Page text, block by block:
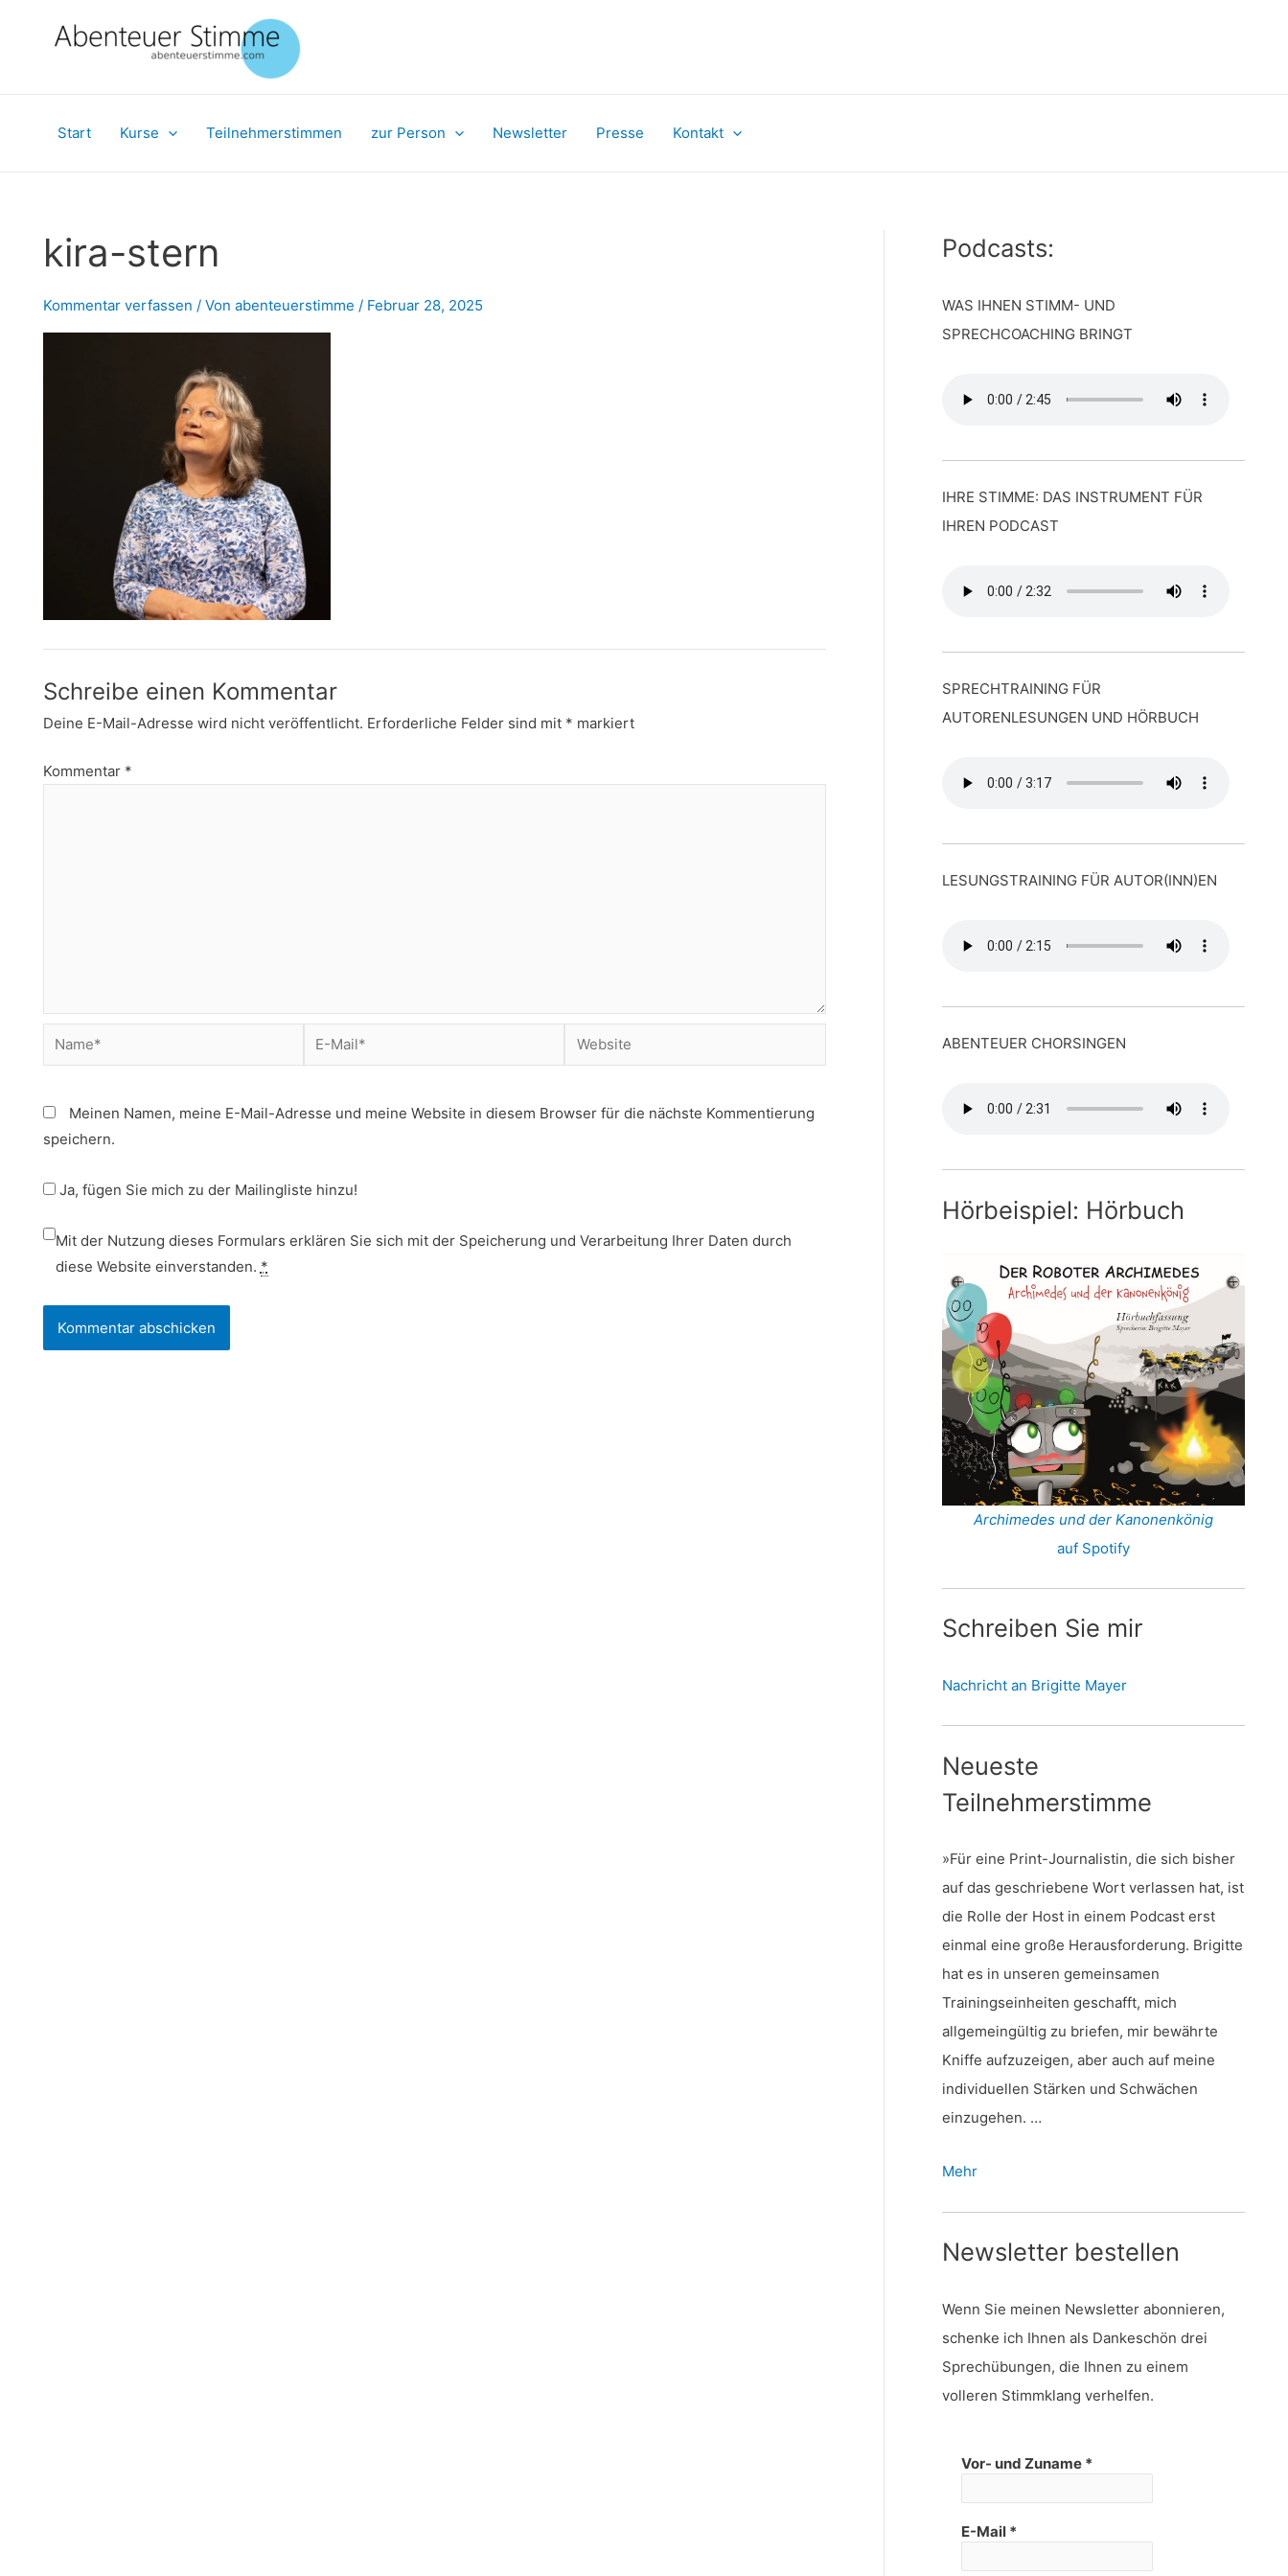
Start Kurse Teilnehmerstimmen zur Person Newsletter Presse Kontakt
kira-stern
Kommentar verfassen / Von abenteuerstimme / Februar 28, 2025
Schreibe einen Kommentar
Deine E-Mail-Adresse wird nicht veröffentlicht. Erforderliche Felder sind mit * markiert
Kommentar *
Name*
E-
Mail*
Website
Meinen Namen, meine E-Mail-Adresse und meine Website in diesem Browser für die nächste Kommentierung
speichern.
Ja, fügen Sie mich zu der Mailingliste hinzu!
Mit der Nutzung dieses Formulars erklären Sie sich mit der Speicherung und Verarbeitung Ihrer Daten durch
diese Website einverstanden. *
Podcasts:
WAS IHNEN STIMM- UND
SPRECHCOACHING BRINGT
IHRE STIMME: DAS INSTRUMENT FÜR
IHREN PODCAST
SPRECHTRAINING FÜR
AUTORENLESUNGEN UND HÖRBUCH
LESUNGSTRAINING FÜR AUTOR(INN)EN
ABENTEUER CHORSINGEN
Hörbeispiel: Hörbuch
Archimedes und der Kanonenkönig
auf Spotify
Schreiben Sie mir
Nachricht an Brigitte Mayer
Neueste
Teilnehmerstimme
»Für eine Print-Journalistin, die sich bisher
auf das geschriebene Wort verlassen hat, ist
die Rolle der Host in einem Podcast erst
einmal eine große Herausforderung. Brigitte
hat es in unseren gemeinsamen
Trainingseinheiten geschafft, mich
allgemeingültig zu briefen, mir bewährte
Kniffe aufzuzeigen, aber auch auf meine
individuellen Stärken und Schwächen
einzugehen. …
Mehr
Newsletter bestellen
Wenn Sie meinen Newsletter abonnieren,
schenke ich Ihnen als Dankeschön drei
Sprechübungen, die Ihnen zu einem
volleren Stimmklang verhelfen.
Vor- und Zuname *
E-Mail *